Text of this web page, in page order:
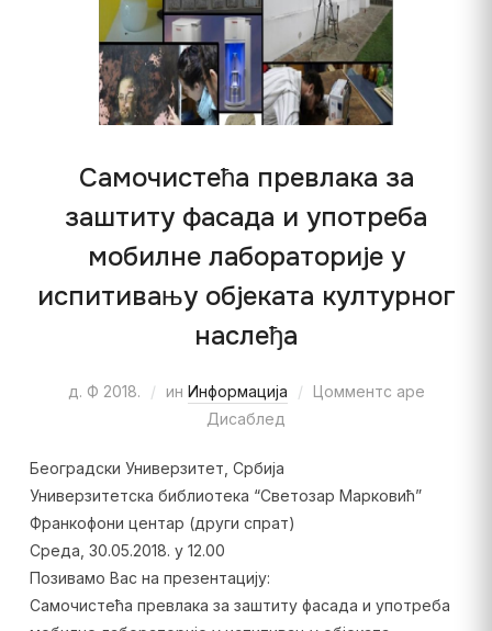
Самочистећа превлака за
заштиту фасада и употреба
мобилне лабораторије у
испитивању објеката културног
наслеђа
д. Ф 2018. ин Информација
Цомментс аре
Дисаблед
Београдски Универзитет, Србија
Универзитетска библиотека “Светозар Марковић”
Франкофони центар (други спрат)
Среда, 30.05.2018. у 12.00
Позивамо Вас на презентацију:
Самочистећа превлака за заштиту фасада и употреба